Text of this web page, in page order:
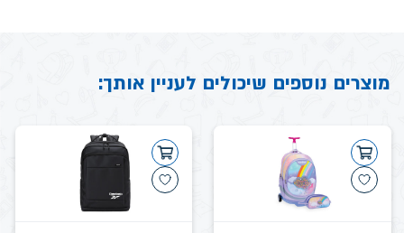
מוצרים נוספים שיכולים לעניין אותך: